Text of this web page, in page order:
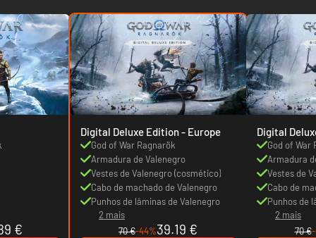
€
Digital Deluxe Edition - Europe
God of War Ragnarök
Armadura de Valenegro
Vestes de Valenegro (cosmético)
Cabo de machado de Valenegro
Punhos de lâminas de Valenegro
2 mais
70 €-44%39.19 €
Digital Deluxe
Canada
God of War
Armadura
Vestes de
Cabo de
Punhos de
2 mais
70 €-